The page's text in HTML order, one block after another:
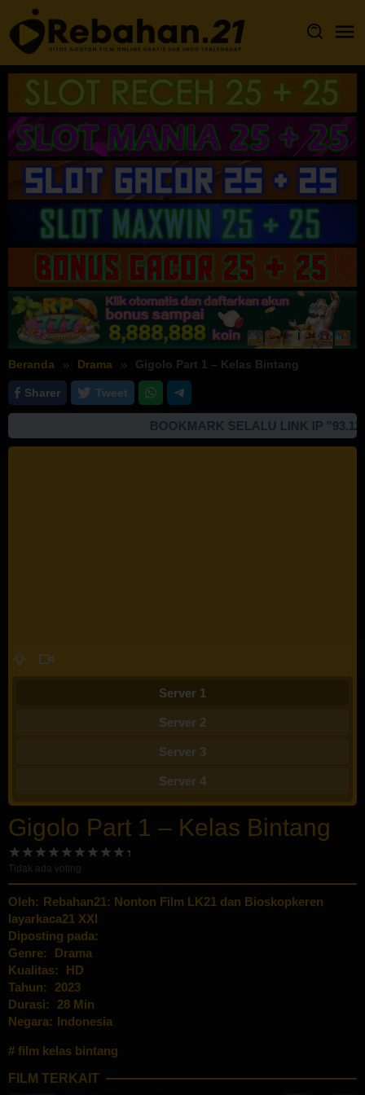
Loncat
ke
konten
Beranda Drama Gigolo Part 1 – Kelas Bintang
Sharer Tweet
BOOKMARK SELALU LINK IP
Server 1
Server 2
Server 3
Server 4
Gigolo Part 1 – Kelas Bintang
Tidak ada voting
Oleh: Rebahan21: Nonton Film LK21 dan Bioskopkeren
layarkaca21 XXI
Diposting pada:
Genre:
Drama
Kualitas:
HD
Tahun:
2023
Durasi:
28 Min
Negara: Indonesia
film kelas bintang
FILM TERKAIT